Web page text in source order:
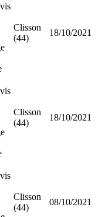
Clisson
(44)
18/10/2021
Clisson
(44)
18/10/2021
Clisson
(44)
08/10/2021